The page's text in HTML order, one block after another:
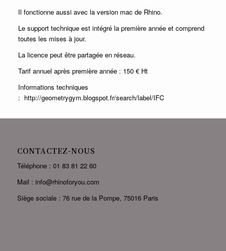
Il fonctionne aussi avec la version mac de Rhino.
Le support technique est intégré la première année et comprend
toutes les mises à jour.
La licence peut être partagée en réseau.
Tarif annuel après première année : 150 € Ht
Informations techniques
: http://geometrygym.blogspot.fr/search/label/IFC
CONTACTEZ-NOUS
Téléphone : 01 83 81 22 60
Mail : info@rhinoforyou.com
Siège sociale : 76 rue de la Pompe, 75016 Paris